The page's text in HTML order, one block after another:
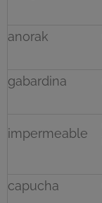
anorak
gabardina
impermeable
capucha